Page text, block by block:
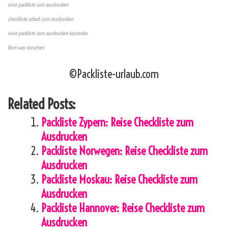
reise packliste zum ausdrucken
checkliste urlaub zum ausdrucken
reise packliste zum ausdrucken kostenlos
Rom was vorsehen
©Packliste-urlaub.com
Related Posts:
Packliste Zypern: Reise Checkliste zum
Ausdrucken
Packliste Norwegen: Reise Checkliste zum
Ausdrucken
Packliste Moskau: Reise Checkliste zum
Ausdrucken
Packliste Hannover: Reise Checkliste zum
Ausdrucken